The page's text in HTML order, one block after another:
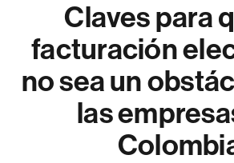
Claves para
facturación
no sea un
las